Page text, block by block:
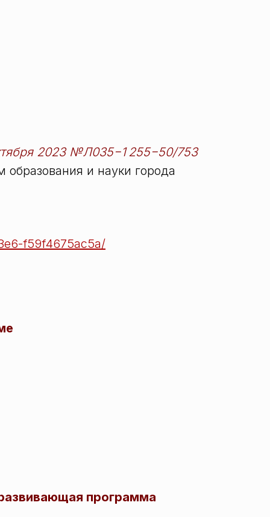
2023 №Л035−1 255−50/753
и науки города
f59f4675ac5a/
программа